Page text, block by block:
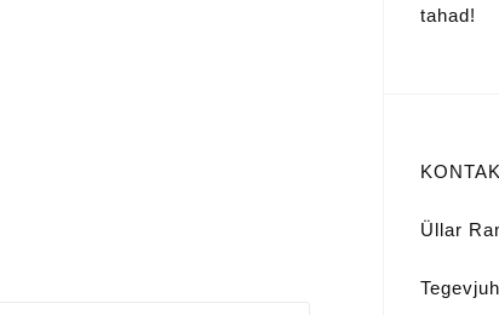
tahad!
Üllar